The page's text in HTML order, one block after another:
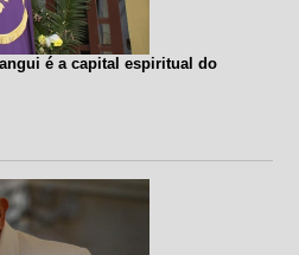
é a capital espiritual do